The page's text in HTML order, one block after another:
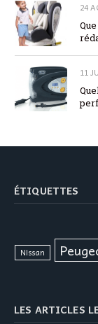
24
11
ÉTIQUETTES
Nissan
LES ARTICLES